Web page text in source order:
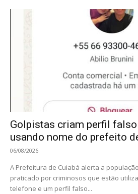
Golpistas criam perfil
usando nome do prefeito
06/08/2026
A Prefeitura de Cuiabá alerta a
praticado por criminosos que estão
telefone e um perfil falso...